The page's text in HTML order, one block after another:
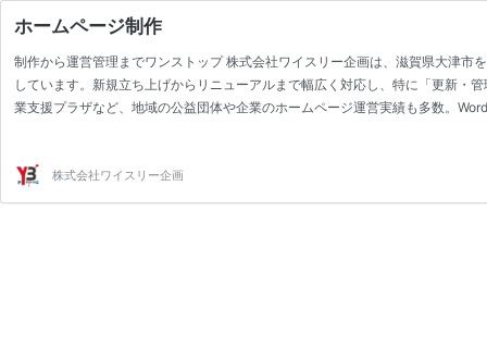
ホームページ制作
制作から運営管理までワンストップ 株式会社ワイスリー企画は、滋賀県大津
しています。新規立ち上げからリニューアルまで幅広く対応し、特に「更新・
業支援プラザなど、地域の公益団体や企業のホームページ運営実績も多数。
株式会社ワイスリー企画